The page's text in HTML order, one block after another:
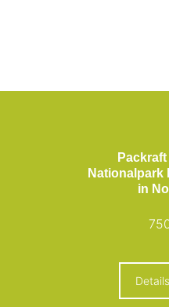
Nationalpark
in